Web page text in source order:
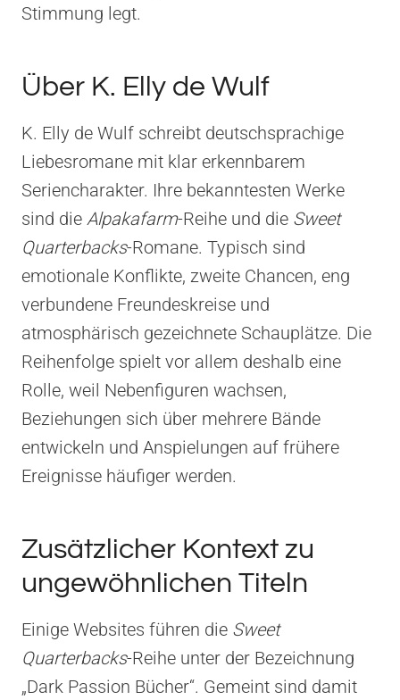
Stimmung legt.
Über K. Elly de Wulf
K. Elly de Wulf schreibt deutschsprachige
Liebesromane mit klar erkennbarem
Seriencharakter. Ihre bekanntesten Werke
sind die Alpakafarm-Reihe und die Sweet
Quarterbacks-Romane. Typisch sind
emotionale Konflikte, zweite Chancen, eng
verbundene Freundeskreise und
atmosphärisch gezeichnete Schauplätze. Die
Reihenfolge spielt vor allem deshalb eine
Rolle, weil Nebenfiguren wachsen,
Beziehungen sich über mehrere Bände
entwickeln und Anspielungen auf frühere
Ereignisse häufiger werden.
Zusätzlicher Kontext zu
ungewöhnlichen Titeln
Einige Websites führen die Sweet
Quarterbacks-Reihe unter der Bezeichnung
„Dark Passion Bücher“. Gemeint sind damit